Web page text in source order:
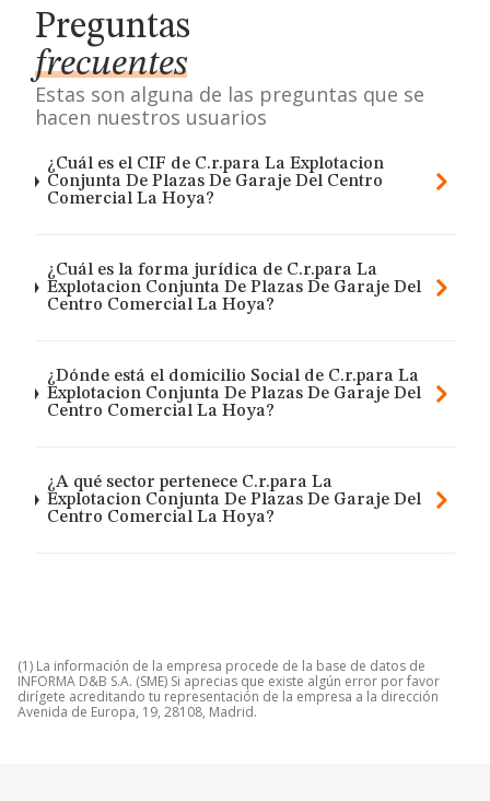
Preguntas
frecuentes
Estas son alguna de las preguntas que se
hacen nuestros usuarios
¿Cuál es el CIF de C.r.para La Explotacion
Conjunta De Plazas De Garaje Del Centro
Comercial La Hoya?
¿Cuál es la forma jurídica de C.r.para La
Explotacion Conjunta De Plazas De Garaje Del
Centro Comercial La Hoya?
¿Dónde está el domicilio Social de C.r.para La
Explotacion Conjunta De Plazas De Garaje Del
Centro Comercial La Hoya?
¿A qué sector pertenece C.r.para La
Explotacion Conjunta De Plazas De Garaje Del
Centro Comercial La Hoya?
(1) La información de la empresa procede de la base de datos de
INFORMA D&B S.A. (SME) Si aprecias que existe algún error por favor
dirígete acreditando tu representación de la empresa a la dirección
Avenida de Europa, 19, 28108, Madrid.